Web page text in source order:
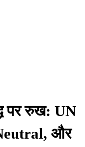
पर रुख: UN
और